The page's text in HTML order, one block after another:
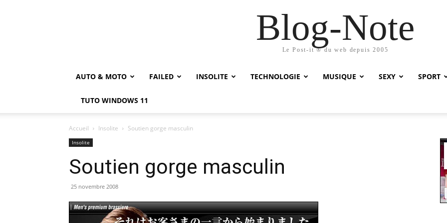
Blog-Note
Le Post-it ® du web depuis 2005
AUTO & MOTO FAILED INSOLITE TECHNOLOGIE MUSIQUE SEXY SPORT
TUTO WINDOWS 11
Accueil Insolite Soutien gorge masculin
Insolite
Soutien gorge masculin
25 novembre 2008